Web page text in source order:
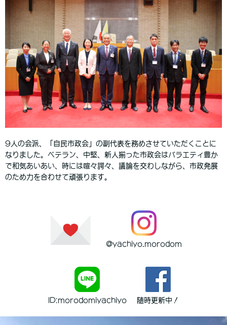
9人の会派、「自民市政会」の副代表を務めさせていただくことに
なりました。ベテラン、中堅、新人揃った市政会はバラエティ豊か
で和気あいあい、時には喧々諤々、議論を交わしながら、市政発展
のため力を合わせて頑張ります。
@yachiyo.morodom
ID:morodomiyachiyo 随時更新中！